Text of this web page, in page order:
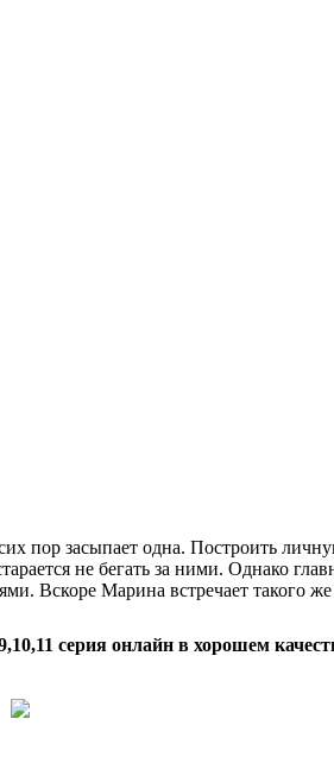
пор засыпает одна. Построить
не бегать за ними. Однако
Вскоре Марина встречает такого
серия онлайн в хорошем